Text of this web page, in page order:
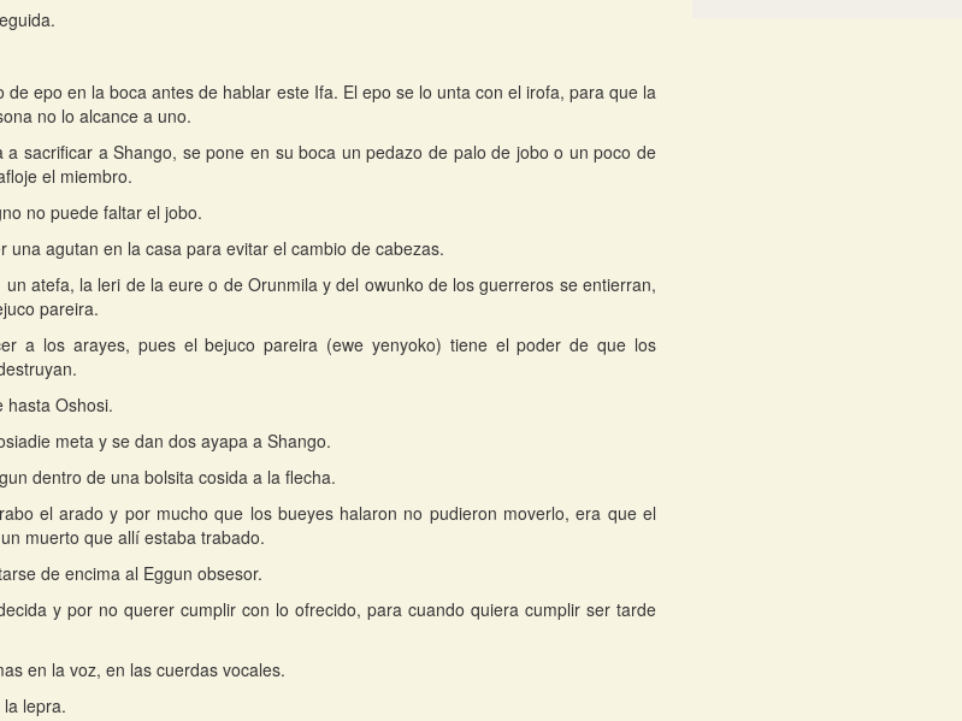
de epo en la boca antes de hablar este Ifa. El epo se lo unta con el irofa, para que la
no lo alcance a uno.
a sacrificar a Shango, se pone en su boca un pedazo de palo de jobo o un poco de
el miembro.
no puede faltar el jobo.
una agutan en la casa para evitar el cambio de cabezas.
atefa, la leri de la eure o de Orunmila y del owunko de los guerreros se entierran,
pareira.
a los arayes, pues el bejuco pareira (ewe yenyoko) tiene el poder de que los
hasta Oshosi.
meta y se dan dos ayapa a Shango.
dentro de una bolsita cosida a la flecha.
el arado y por mucho que los bueyes halaron no pudieron moverlo, era que el
muerto que allí estaba trabado.
de encima al Eggun obsesor.
y por no querer cumplir con lo ofrecido, para cuando quiera cumplir ser tarde
en la voz, en las cuerdas vocales.
lepra.